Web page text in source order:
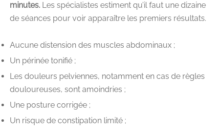
minutes. Les spécialistes estiment qu’il faut une dizaine
de séances pour voir apparaître les premiers résultats.
Aucune distension des muscles abdominaux ;
Un périnée tonifié ;
Les douleurs pelviennes, notamment en cas de règles
douloureuses, sont amoindries ;
Une posture corrigée ;
Un risque de constipation limité ;